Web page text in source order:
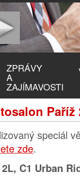
ZPRÁVY
A
ZAJÍMAVOSTI
Paříž
speciál
zde.
C1 Urban